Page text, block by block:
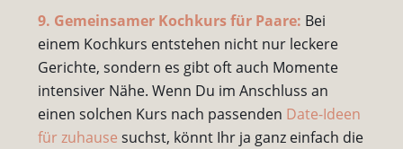
9. Gemeinsamer Kochkurs für Paare: Bei
einem Kochkurs entstehen nicht nur leckere
Gerichte, sondern es gibt oft auch Momente
intensiver Nähe. Wenn Du im Anschluss an
einen solchen Kurs nach passenden Date-Ideen
für zuhause suchst, könnt Ihr ja ganz einfach die